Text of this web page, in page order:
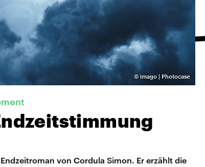
© imago | Photocase
von Cordula Simon. Er erzählt die